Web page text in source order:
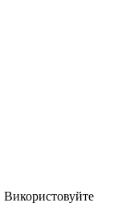
Використовуйте